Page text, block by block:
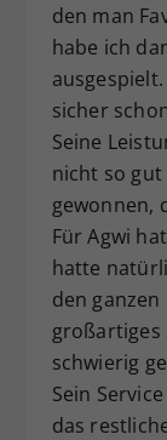
den man
habe ich
sicher
Seine
nicht so gut
gewonnen,
Für Agwi
hatte
den
großartiges
schwierig
Sein
das